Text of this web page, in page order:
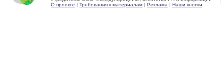
О проекте | Требования к материалам | Реклама | Наши кнопки